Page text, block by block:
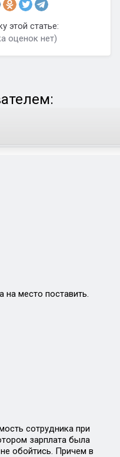
этой статье:
оценок нет)
место поставить.
сотрудника при
зарплата была
обойтись. Причем в